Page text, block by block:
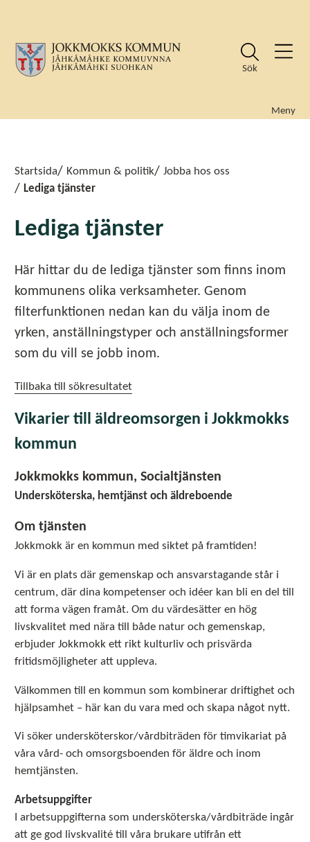
Sök
Meny
Startsida Kommun & politik
Jobba hos oss
Lediga tjänster
Lediga tjänster
Här hittar du de lediga tjänster som finns inom
kommunens olika verksamheter. Genom
filterfunktionen nedan kan du välja inom de
yrken, anställningstyper och anställningsformer
som du vill se jobb inom.
Tillbaka till sökresultatet
Vikarier till äldreomsorgen i Jokkmokks
kommun
Jokkmokks kommun, Socialtjänsten
Undersköterska, hemtjänst och äldreboende
Om tjänsten
Jokkmokk är en kommun med siktet på framtiden!
Vi är en plats där gemenskap och ansvarstagande står i
centrum, där dina kompetenser och idéer kan bli en del till
att forma vägen framåt. Om du värdesätter en hög
livskvalitet med nära till både natur och gemenskap,
erbjuder Jokkmokk ett rikt kulturliv och prisvärda
fritidsmöjligheter att uppleva.
Välkommen till en kommun som kombinerar driftighet och
hjälpsamhet – här kan du vara med och skapa något nytt.
Vi söker undersköterskor/vårdbiträden för timvikariat på
våra vård- och omsorgsboenden för äldre och inom
hemtjänsten.
Arbetsuppgifter
I arbetsuppgifterna som undersköterska/vårdbiträde ingår
att ge god livskvalité till våra brukare utifrån ett